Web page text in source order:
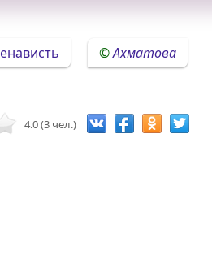
Ненависть Ахматова
4.0 (3 чел.)